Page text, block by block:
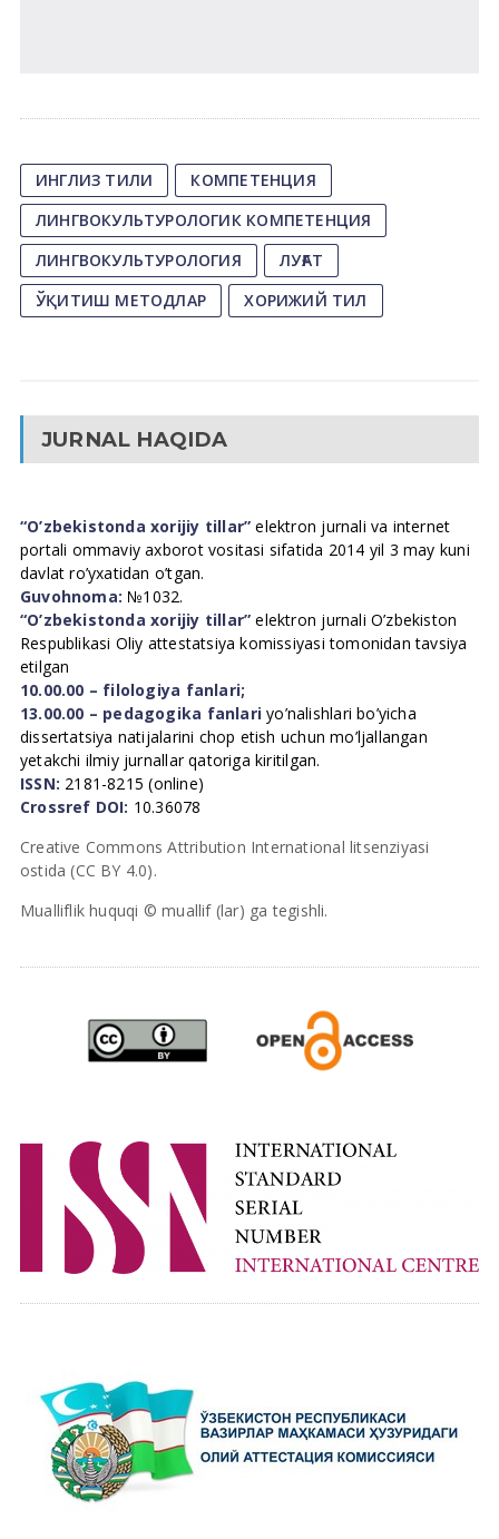
ИНГЛИЗ ТИЛИ
КОМПЕТЕНЦИЯ
ЛИНГВОКУЛЬТУРОЛОГИК КОМПЕТЕНЦИЯ
ЛИНГВОКУЛЬТУРОЛОГИЯ
ЛУҒАТ
ЎҚИТИШ МЕТОДЛАР
ХОРИЖИЙ ТИЛ
JURNAL HAQIDA
“O’zbekistonda xorijiy tillar” elektron jurnali va internet
portali ommaviy axborot vositasi sifatida 2014 yil 3 may kuni
davlat ro’yxatidan o’tgan.
Guvohnoma: №1032.
“O’zbekistonda xorijiy tillar” elektron jurnali O’zbekiston
Respublikasi Oliy attestatsiya komissiyasi tomonidan tavsiya
etilgan
10.00.00 – filologiya fanlari;
13.00.00 – pedagogika fanlari yo’nalishlari bo’yicha
dissertatsiya natijalarini chop etish uchun mo’ljallangan
yetakchi ilmiy jurnallar qatoriga kiritilgan.
ISSN: 2181-8215 (online)
Crossref DOI: 10.36078
Creative Commons Attribution International litsenziyasi
ostida (CC BY 4.0).
Mualliflik huquqi © muallif (lar) ga tegishli.